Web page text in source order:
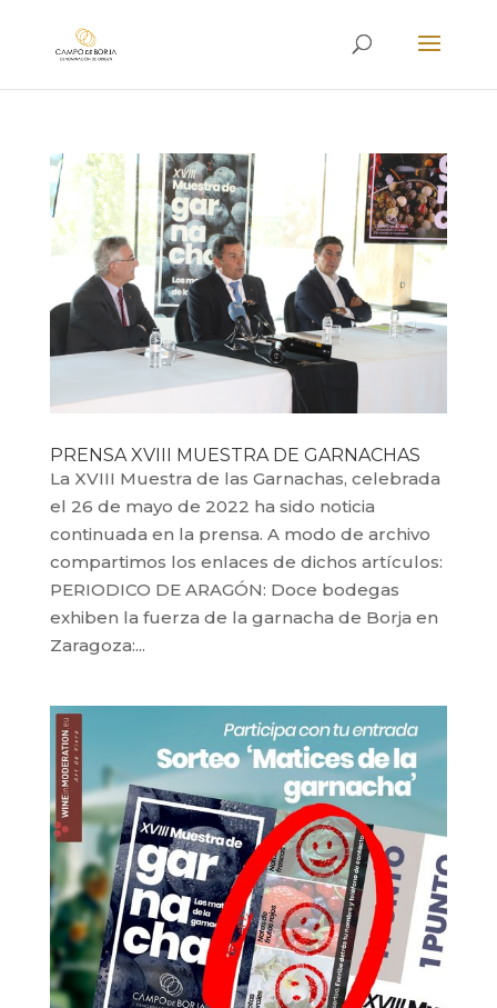
PRENSA XVIII MUESTRA DE GARNACHAS
La XVIII Muestra de las Garnachas, celebrada
el 26 de mayo de 2022 ha sido noticia
continuada en la prensa. A modo de archivo
compartimos los enlaces de dichos artículos:
PERIODICO DE ARAGÓN: Doce bodegas
exhiben la fuerza de la garnacha de Borja en
Zaragoza:...